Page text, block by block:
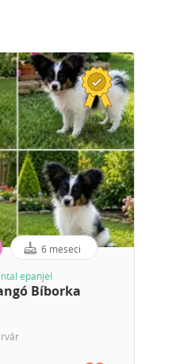
6 meseci
epanjel
Bíborka